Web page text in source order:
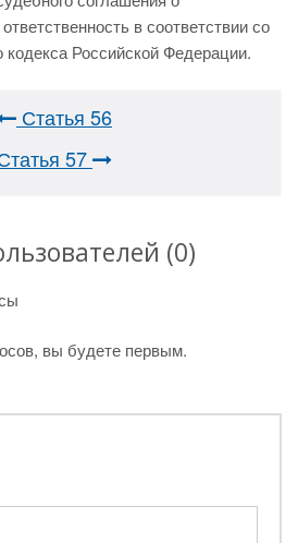
в соответствии со
кодекса Российской Федерации.
Статья 56
57
(0)
вы будете первым.